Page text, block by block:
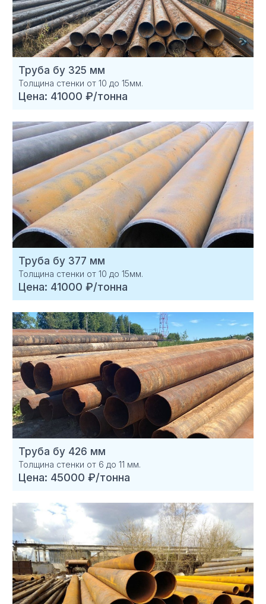
Труба бу 325 мм
Толщина стенки от 10 до 15мм.
Цена: 41000 ₽/тонна
Труба бу 377 мм
Толщина стенки от 10 до 15мм.
Цена: 41000 ₽/тонна
Труба бу 426 мм
Толщина стенки от 6 до 11 мм.
Цена: 45000 ₽/тонна